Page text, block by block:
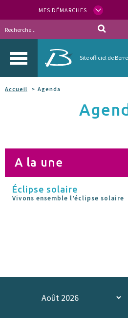
MES DÉMARCHES
Site officiel de
Accueil Agenda
A la une
Éclipse solaire
Vivons ensemble l’éclipse solaire